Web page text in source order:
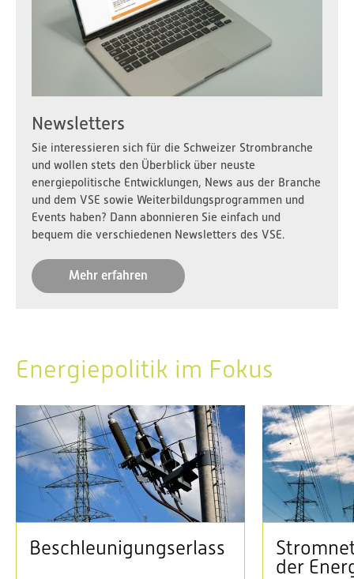
Newsletters
Sie interessieren sich für die Schweizer Strombranche
und wollen stets den Überblick über neuste
energiepolitische Entwicklungen, News aus der Branche
und dem VSE sowie Weiterbildungsprogrammen und
Events haben? Dann abonnieren Sie einfach und
bequem die verschiedenen Newsletters des VSE.
Mehr erfahren
Energiepolitik im Fokus
Beschleunigungserlass
der